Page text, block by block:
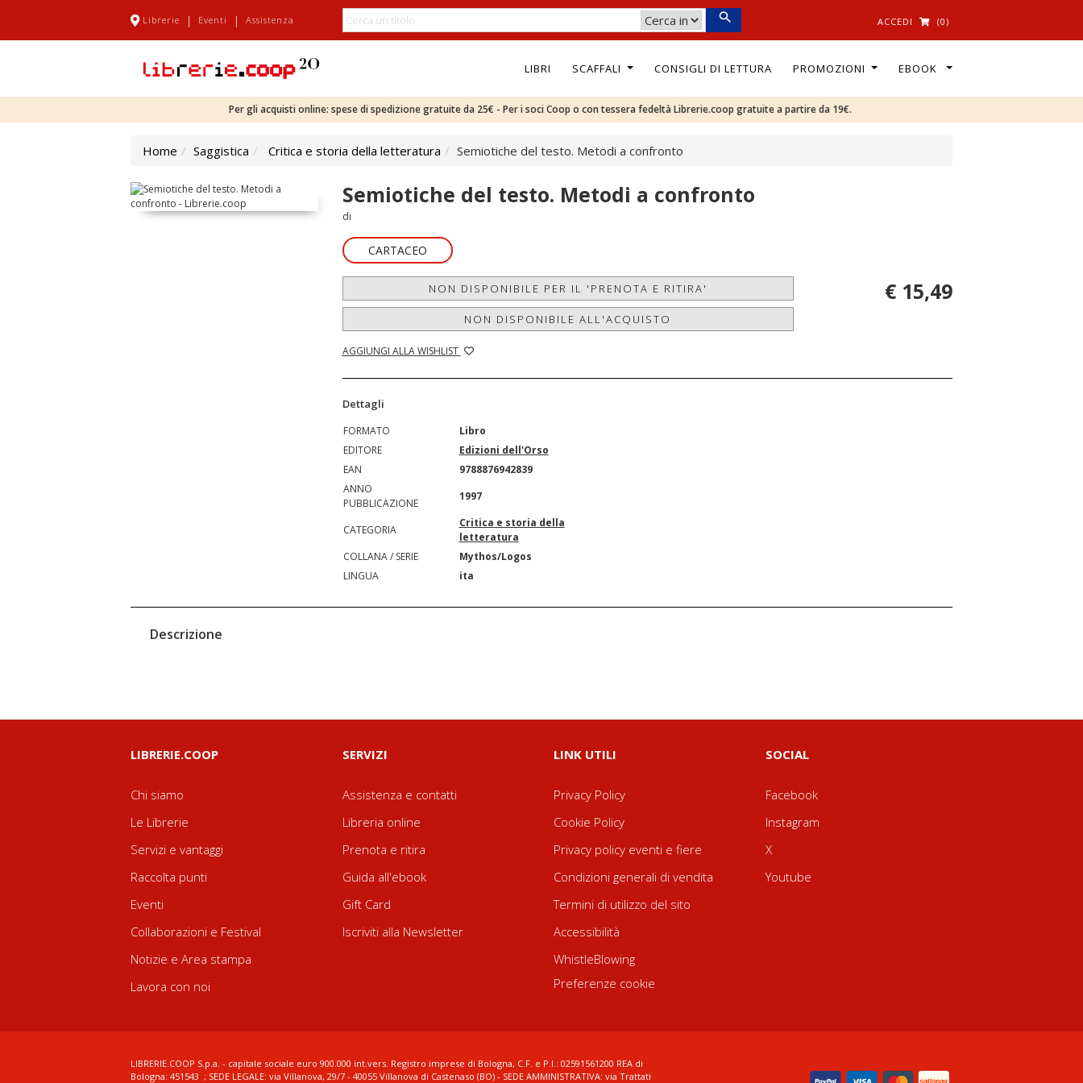
Librerie | Eventi | Assistenza ACCEDI (0)
LIBRI SCAFFALI CONSIGLI DI LETTURA PROMOZIONI EBOOK
Per gli acquisti online: spese di spedizione gratuite da 25€ - Per i soci Coop o con tessera fedeltà Librerie.coop gratuite a partire da 19€.
Home Saggistica Critica e storia della letteratura Semiotiche del testo. Metodi a confronto
Semiotiche del testo. Metodi a confronto
di
CARTACEO
NON DISPONIBILE PER IL 'PRENOTA E RITIRA'
NON DISPONIBILE ALL'ACQUISTO
AGGIUNGI ALLA WISHLIST
€ 15,49
Dettagli
FORMATO
Libro
EDITORE
Edizioni dell'Orso
EAN
9788876942839
ANNO
PUBBLICAZIONE
1997
CATEGORIA
Critica e storia della
letteratura
COLLANA / SERIE
Mythos/Logos
LINGUA
ita
Descrizione
LIBRERIE.COOP
Chi siamo
Le Librerie
Servizi e vantaggi
Raccolta punti
Eventi
Collaborazioni e Festival
Notizie e Area stampa
Lavora con noi
SERVIZI
Assistenza e contatti
Libreria online
Prenota e ritira
Guida all'ebook
Gift Card
Iscriviti alla Newsletter
LINK UTILI
Privacy Policy
Cookie Policy
Privacy policy eventi e fiere
Condizioni generali di vendita
Termini di utilizzo del sito
Accessibilità
WhistleBlowing
Preferenze cookie
SOCIAL
Facebook
Instagram
X
Youtube
LIBRERIE.COOP S.p.a. - capitale sociale euro 900.000 int.vers. Registro imprese di Bologna, C.F. e P.I.: 02591561200 REA di
Bologna: 451543 ; SEDE LEGALE: via Villanova, 29/7 - 40055 Villanova di Castenaso (BO) - SEDE AMMINISTRATIVA: via Trattati